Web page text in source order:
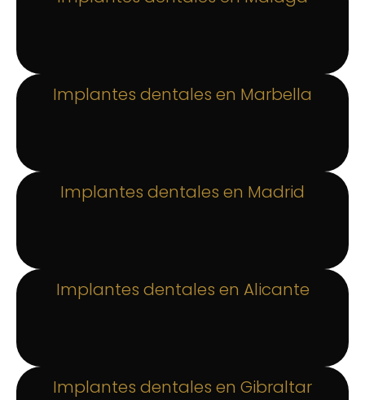
Implantes dentales en Marbella
Implantes dentales en Madrid
Implantes dentales en Alicante
Implantes dentales en Gibraltar